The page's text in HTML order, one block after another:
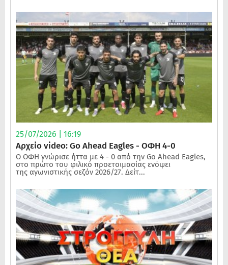
25/07/2026 | 16:19
Αρχείο video: Go Ahead Eagles - ΟΦΗ 4-0
Ο ΟΦΗ γνώρισε ήττα με 4 - 0 από την Go Ahead Eagles,
στο πρώτο του φιλικό προετοιμασίας ενόψει
της αγωνιστικής σεζόν 2026/27. Δείτ...